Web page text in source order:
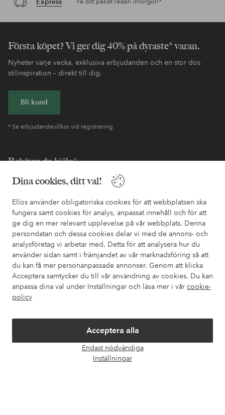
Dina cookies, ditt val!
Ellos använder obligatoriska cookies för att webbplatsen ska
fungera samt cookies för analys, anpassat innehåll och för att
ge dig en mer relevant upplevelse på vår webbplats. Denna
persondatan och dessa cookies delar vi med de annons- och
analysföretag vi arbetar med. Detta för att analysera hur du
använder sidan samt i främjandet av vår marknadsföring så att
du kan få mer personanpassade annonser. Genom att klicka
Acceptera samtycker du till vår användning av cookies. Du kan
anpassa dina val under Inställningar och läsa mer i vår cookie-
policy
Acceptera alla
Endast nödvändiga
Inställningar
Första köpet? Vi ger dig 40% på dyraste* varan.
Nyheter varje vecka, exklusiva erbjudanden och en stor dos
stilinspiration – direkt till dig.
Bli kund
* Se erbjudandevillkor vid registrering
Behöver du hjälp?
I vår FAQ hittar du svaren på de vanligaste frågorna. Här finns
också information om hur du enklast kontaktar oss.
Kundservice Beställning Betalsätt
Mina sidor
Om Ellos
Villkor